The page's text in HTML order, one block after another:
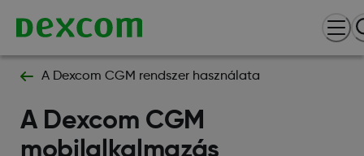
A Dexcom CGM rendszer használata
A Dexcom CGM
mobilalkalmazás